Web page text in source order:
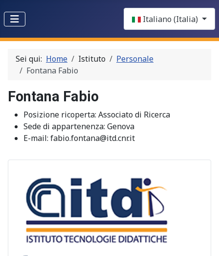
Italiano (Italia)
Sei qui: Home Istituto
Personale
Fontana Fabio
Fontana Fabio
Posizione ricoperta: Associato di Ricerca
Sede di appartenenza: Genova
E-mail: fabio.fontana@itd.cnr.it